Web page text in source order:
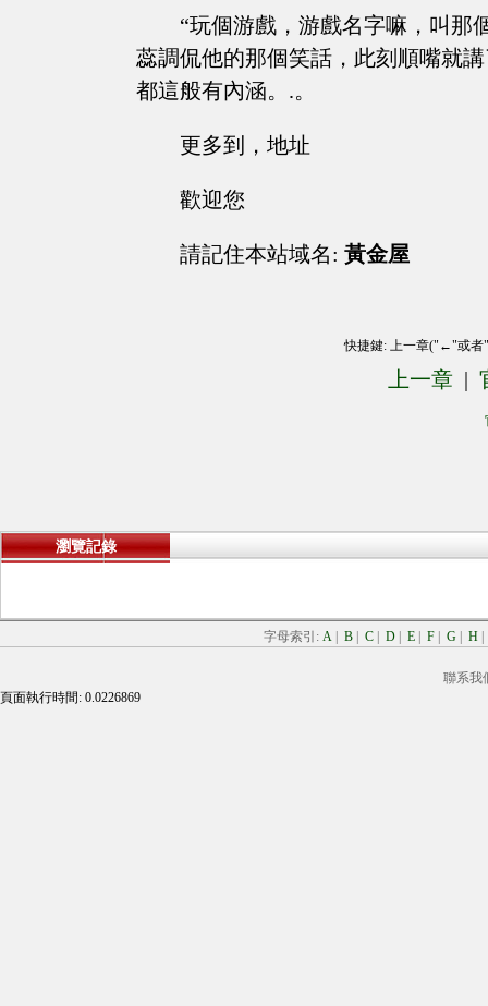
“玩個游戲，游戲名字嘛，叫那
蕊調侃他的那個笑話，此刻順嘴就
都這般有內涵。.。
更多到，地址
歡迎您
請記住本站域名: 黃金屋
快捷鍵: 上一章("←"或
上一章 |
瀏覽記錄
字母索引: A B C D E F G H
聯系我
頁面執行時間: 0.0226869